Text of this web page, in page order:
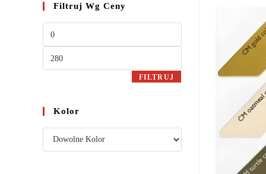
Filtruj Wg Ceny
FILTRUJ
Kolor